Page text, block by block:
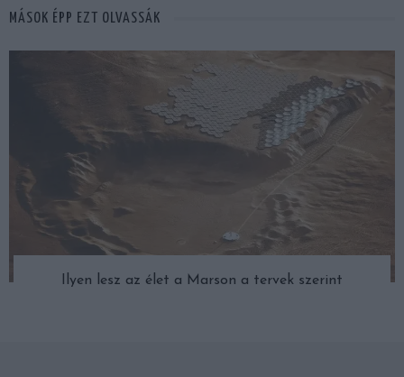
MÁSOK ÉPP EZT OLVASSÁK
Ilyen lesz az élet a Marson a tervek szerint